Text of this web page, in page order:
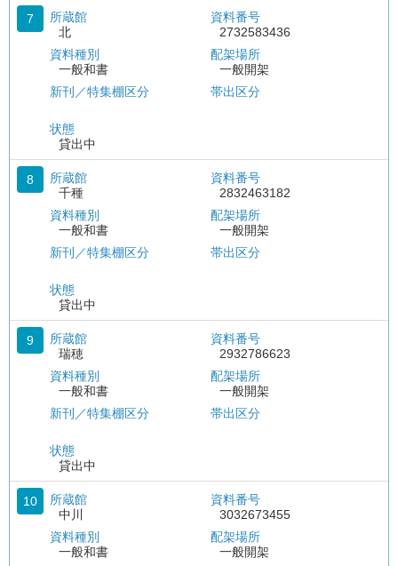
7
所蔵館
北
資料種別
一般和書
新刊／特集棚区分
状態
貸出中
資料番号
2732583436
配架場所
一般開架
帯出区分
8
所蔵館
千種
資料種別
一般和書
新刊／特集棚区分
状態
貸出中
資料番号
2832463182
配架場所
一般開架
帯出区分
9
所蔵館
瑞穂
資料種別
一般和書
新刊／特集棚区分
状態
貸出中
資料番号
2932786623
配架場所
一般開架
帯出区分
10
所蔵館
中川
資料種別
一般和書
資料番号
3032673455
配架場所
一般開架